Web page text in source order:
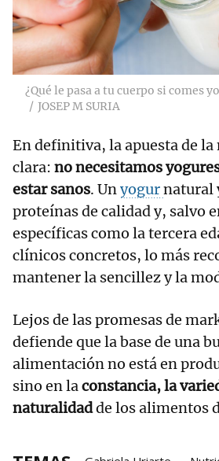
¿Qué le pasa a tu cuerpo si comes
JOSEP M SURIA
En definitiva, la apuesta de
clara: no necesitamos
estar sanos. Unyogurnatural
proteínas de calidad y, salvo
específicas como la tercera
clínicos concretos, lo más
mantener la sencillez y la
Lejos de las promesas de
defiende que la base de una
alimentación no está en
sino en laconstancia, la
naturalidadde los alimentos